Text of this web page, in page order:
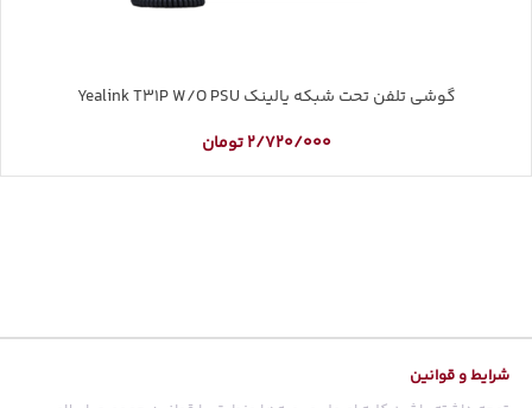
گوشی تلفن تحت شبکه یالینک Yealink T31P W/O PSU
2/720/000 تومان
شرایط و قوانین